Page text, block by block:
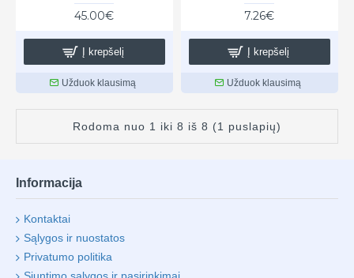
45.00€
Į krepšelį
Užduok klausimą
7.26€
Į krepšelį
Užduok klausimą
Rodoma nuo 1 iki 8 iš 8 (1 puslapių)
Informacija
Kontaktai
Sąlygos ir nuostatos
Privatumo politika